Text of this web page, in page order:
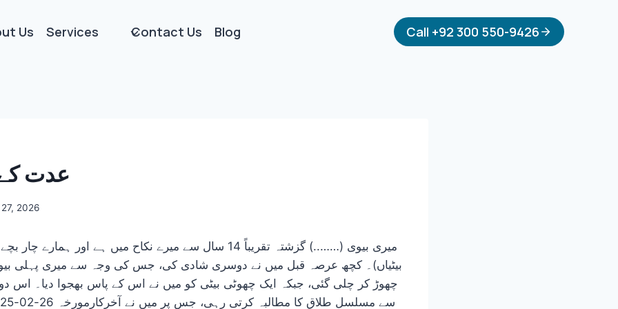
Us Services Contact Us Blog Call +92 300 550-9426
عدت
2026
بیٹیاں)۔ کچھ عرصہ قبل میں نے دوسری شادی کی، جس کی وجہ سے میری پہلی
چھوڑ کر چلی گئی، جبکہ ایک چھوٹی بیٹی کو میں نے اس کے پاس بھجوا دیا۔ اس